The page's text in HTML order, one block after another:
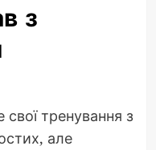
з
тренування з
але